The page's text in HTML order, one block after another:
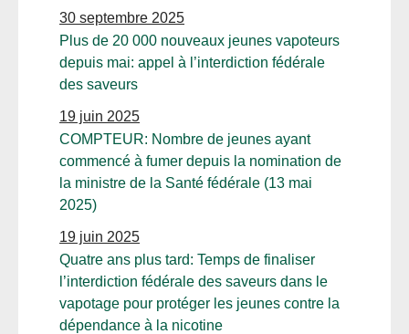
30 septembre 2025
Plus de 20 000 nouveaux jeunes vapoteurs
depuis mai: appel à l’interdiction fédérale
des saveurs
19 juin 2025
COMPTEUR: Nombre de jeunes ayant
commencé à fumer depuis la nomination de
la ministre de la Santé fédérale (13 mai
2025)
19 juin 2025
Quatre ans plus tard: Temps de finaliser
l’interdiction fédérale des saveurs dans le
vapotage pour protéger les jeunes contre la
dépendance à la nicotine